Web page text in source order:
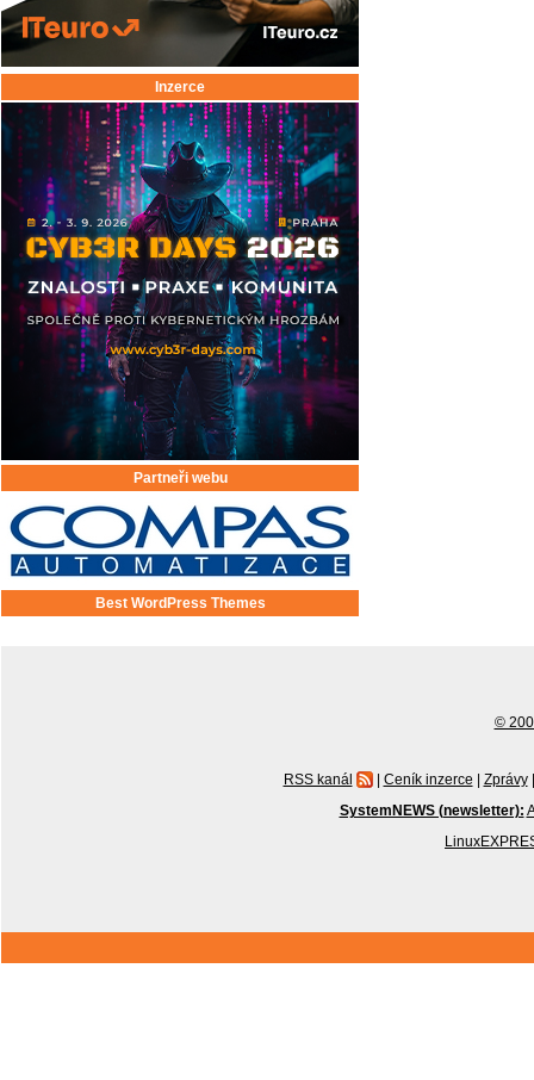
Inzerce
Partneři webu
Best WordPress Themes
©
RSS kanál | Ceník inzerce | Zprávy |
SystemNEWS (newsletter):